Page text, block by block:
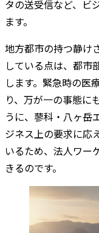
タの送受信など、ビ
ます。
地方都市の持つ静け
している点は、都市
します。緊急時の医
り、万が一の事態に
うに、蓼科・八ヶ岳
ジネス上の要求に応
いるため、法人ワー
きるのです。